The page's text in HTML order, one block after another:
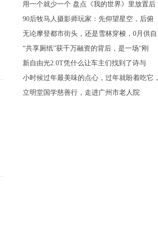
用一个就少一个 盘点《我的世界》里放置后
90后牧马人摄影师玩家：先仰望星空，后俯
无论摩登都市街头，还是雪林穿梭，0月供自
“共享厕纸”获千万融资的背后，是一场“刚
新自由光2.0T凭什么让车主们找到了诗与
小时候过年最美味的点心，过年就盼着吃它，
立明堂国学慈善行，走进广州市老人院